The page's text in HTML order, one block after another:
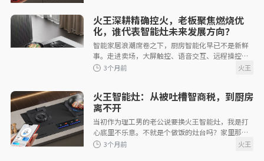
火王深耕精确控火，老板聚焦燃烧优
化，谁代表智能灶未来发展方向？
智能家居浪潮席卷之下，厨房智能化早已不是新鲜
事。走进卖场，大屏触控、语音交互、远程操控
&hellip;&hellip;智能烟灶的功能看似琳琅满目，实
火王智能灶：从被吐槽智商税，到厨房
离不开
当初作为理工男的老公说要换火王智能灶，我是打
心底里不乐意。不就是个做饭的灶台吗？家里那台
老式旋钮灶，用了五六年，能点火、能炒菜，凑合